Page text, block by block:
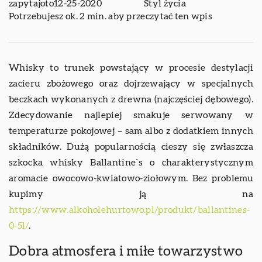
zapytajoto12-25-2020
Styl życia
Potrzebujesz ok. 2 min. aby przeczytać ten wpis
Whisky to trunek powstający w procesie destylacji
zacieru zbożowego oraz dojrzewający w specjalnych
beczkach wykonanych z drewna (najczęściej dębowego).
Zdecydowanie najlepiej smakuje serwowany w
temperaturze pokojowej – sam albo z dodatkiem innych
składników. Dużą popularnością cieszy się zwłaszcza
szkocka whisky Ballantine`s o charakterystycznym
aromacie owocowo-kwiatowo-ziołowym. Bez problemu
kupimy ją na
https://www.alkoholehurtowo.pl/produkt/ballantines-
0-5l/.
Dobra atmosfera i miłe towarzystwo